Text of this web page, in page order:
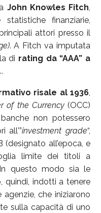
John Knowles Fitch
finanziarie,
attori presso il
. A Fitch va imputata
di rating da “AAA” a
risale al 1936,
of the Currency(OCC)
non potessero
all'”investment grade“,
all’epoca, e
limite dei titoli a
In questo modo sia le
quindi, indotti a tenere
che iniziarono
sulla capacità di uno